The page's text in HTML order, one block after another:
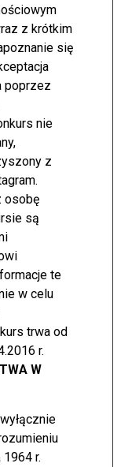
z krótkim
się
poprzez
nie
z
osobę
są
te
w celu
trwa od
r.
W
r.